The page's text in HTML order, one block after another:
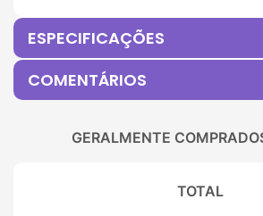
ESPECIFICAÇÕES
COMENTÁRIOS
GERALMENTE
TOTAL